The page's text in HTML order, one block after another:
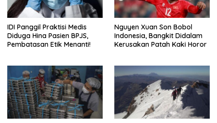
IDI Panggil Praktisi Medis
Diduga Hina Pasien BPJS,
Pembatasan Etik Menanti!
Nguyen Xuan Son Bobol
Indonesia, Bangkit Didalam
Kerusakan Patah Kaki Horor